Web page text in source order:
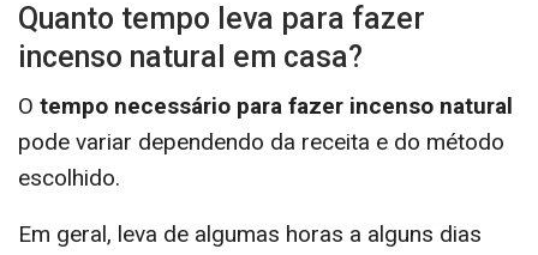
Quanto tempo leva para fazer
incenso natural em casa?
O tempo necessário para fazer incenso natural
pode variar dependendo da receita e do método
escolhido.
Em geral, leva de algumas horas a alguns dias